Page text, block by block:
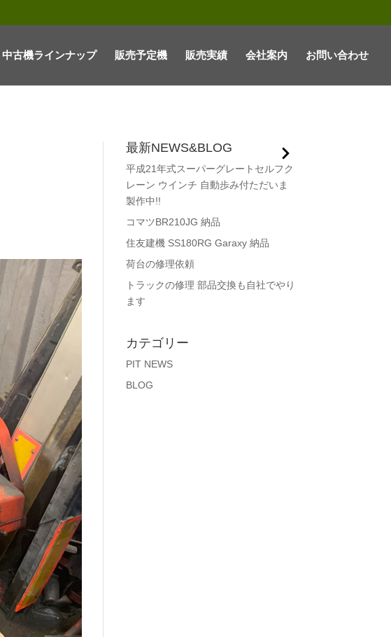
中古機ラインナップ 販売予定機 販売実績 会社案内 お問い合わせ
最新NEWS&BLOG
平成21年式スーパーグレートセルフク
レーン ウインチ 自動歩み付ただいま
製作中!!
コマツBR210JG 納品
住友建機 SS180RG Garaxy 納品
荷台の修理依頼
トラックの修理 部品交換も自社でやり
ます
カテゴリー
PIT NEWS
BLOG